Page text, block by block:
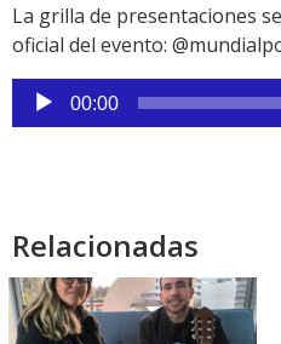
La grilla de presentaciones
oficial del evento:
Reproductor
de
00:00
Relacionadas